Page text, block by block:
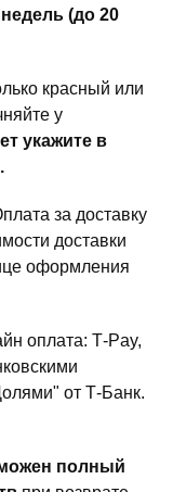
(до 20
красный или
у
укажите в
за доставку
доставки
оформления
оплата: T‑Pay,
от Т-Банк.
полный